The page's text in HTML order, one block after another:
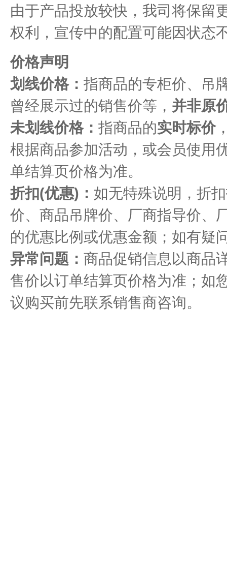
由于产品投放较快，我司将保留
权利，宣传中的配置可能因状态
价格声明
划线价格： 指商品的专柜价、吊
曾经展示过的销售价等， 并非原
未划线价格： 指商品的实时标价
根据商品参加活动，或会员使用
单结算页价格为准。
折扣(优惠)： 如无特殊说明，折
价、商品吊牌价、厂商指导价、
的优惠比例或优惠金额；如有疑
异常问题： 商品促销信息以商品
售价以订单结算页价格为准；如
议购买前先联系销售商咨询。